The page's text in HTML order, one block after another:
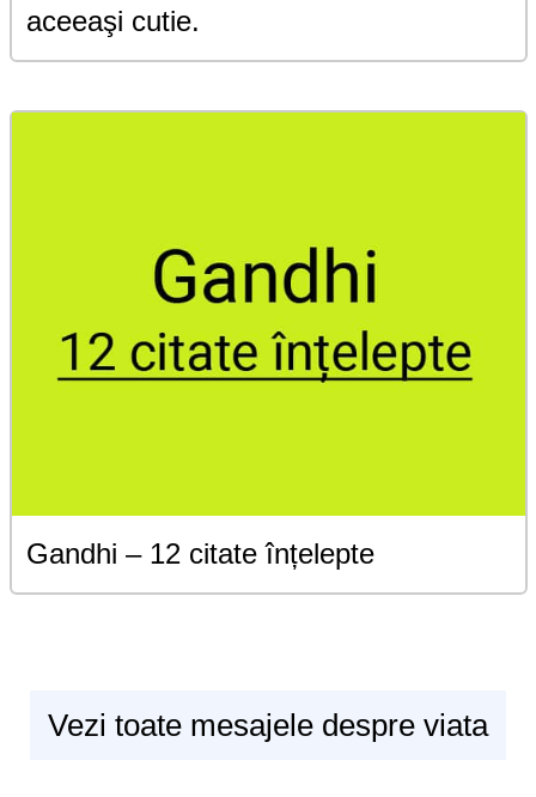
aceeaşi cutie.
Gandhi – 12 citate înțelepte
Vezi toate mesajele despre viata